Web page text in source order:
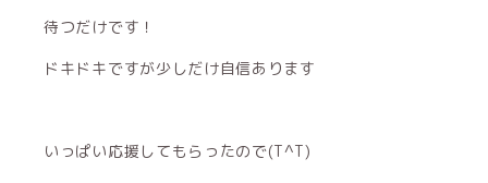
待つだけです！
ドキドキですが少しだけ自信あります
いっぱい応援してもらったので(Т^Т)